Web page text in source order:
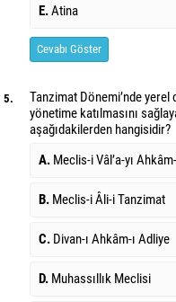
E.Atina
Cevabı Göster
5.
Tanzimat Dönemi’nde yerel
yönetime katılmasını
aşağıdakilerden hangisidir?
A. Meclis-i Vâl’a-yı
B. Meclis-i Âli-i Tanzimat
C. Divan-ı Ahkâm-ı Adliye
D. Muhassıllık Meclisi